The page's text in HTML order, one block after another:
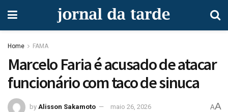
Home FAMA
Marcelo Faria é acusado de atacar
funcionário com taco de sinuca
by Alisson Sakamoto maio 26, 2026 AA